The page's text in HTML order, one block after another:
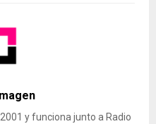
y funciona junto a Radio